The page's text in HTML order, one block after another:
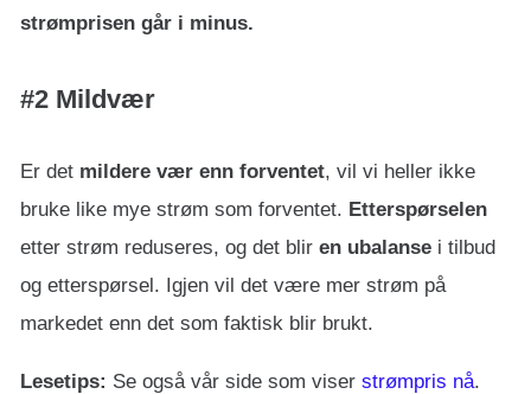
strømprisen går i minus.
#2 Mildvær
Er det mildere vær enn forventet, vil vi heller ikke
bruke like mye strøm som forventet. Etterspørselen
etter strøm reduseres, og det blir en ubalanse i tilbud
og etterspørsel. Igjen vil det være mer strøm på
markedet enn det som faktisk blir brukt.
Lesetips: Se også vår side som viser strømpris nå.